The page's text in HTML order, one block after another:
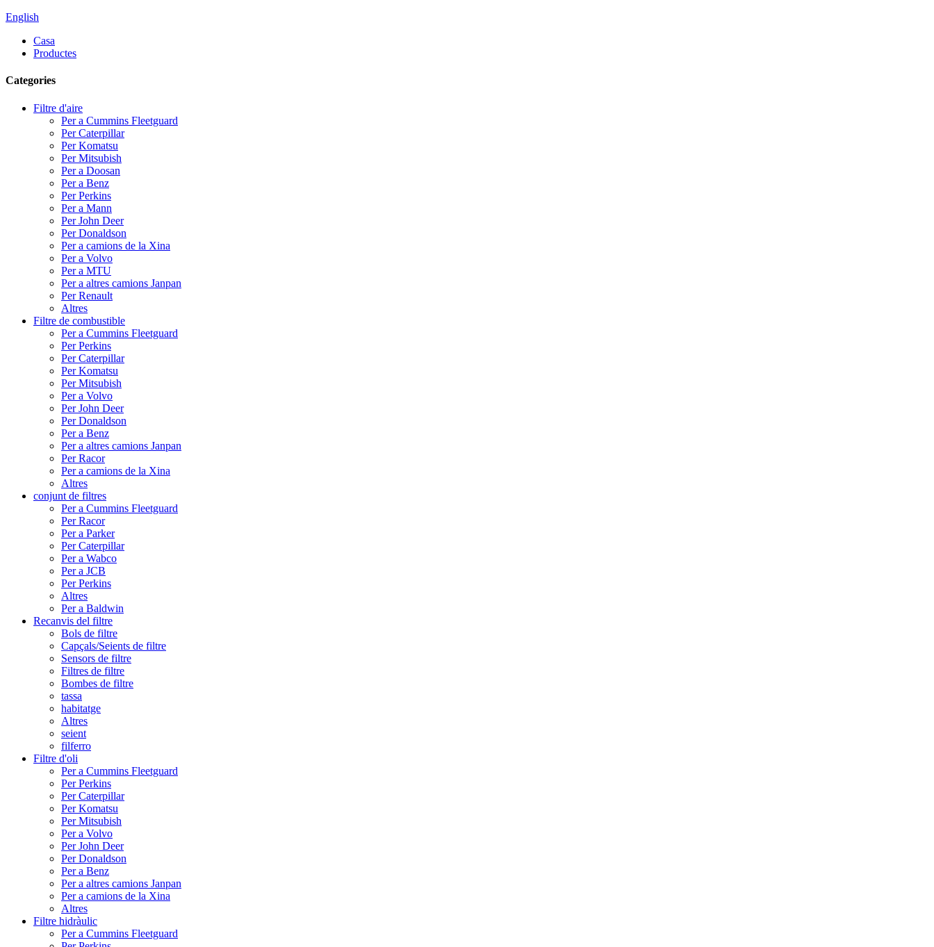
English
Casa
Productes
Categories
Filtre d'aire
Per a Cummins Fleetguard
Per Caterpillar
Per Komatsu
Per Mitsubish
Per a Doosan
Per a Benz
Per Perkins
Per a Mann
Per John Deer
Per Donaldson
Per a camions de la Xina
Per a Volvo
Per a MTU
Per a altres camions Janpan
Per Renault
Altres
Filtre de combustible
Per a Cummins Fleetguard
Per Perkins
Per Caterpillar
Per Komatsu
Per Mitsubish
Per a Volvo
Per John Deer
Per Donaldson
Per a Benz
Per a altres camions Janpan
Per Racor
Per a camions de la Xina
Altres
conjunt de filtres
Per a Cummins Fleetguard
Per Racor
Per a Parker
Per Caterpillar
Per a Wabco
Per a JCB
Per Perkins
Altres
Per a Baldwin
Recanvis del filtre
Bols de filtre
Capçals/Seients de filtre
Sensors de filtre
Filtres de filtre
Bombes de filtre
tassa
habitatge
Altres
seient
filferro
Filtre d'oli
Per a Cummins Fleetguard
Per Perkins
Per Caterpillar
Per Komatsu
Per Mitsubish
Per a Volvo
Per John Deer
Per Donaldson
Per a Benz
Per a altres camions Janpan
Per a camions de la Xina
Altres
Filtre hidràulic
Per a Cummins Fleetguard